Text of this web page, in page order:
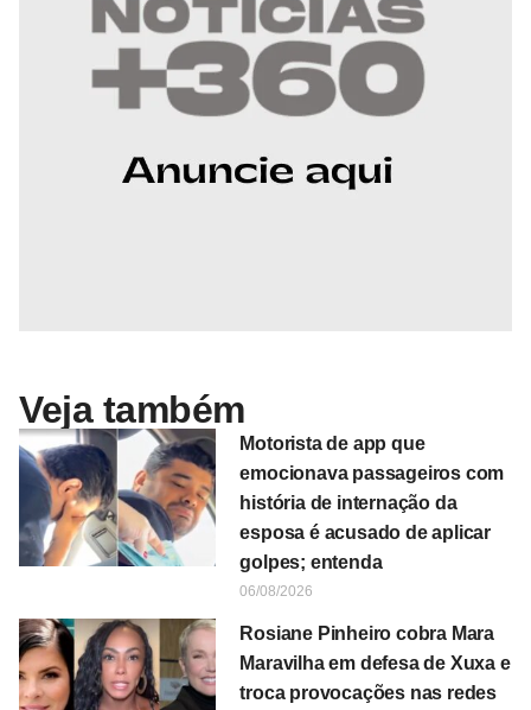
Veja também
Motorista de app que
emocionava passageiros com
história de internação da
esposa é acusado de aplicar
golpes; entenda
06/08/2026
Rosiane Pinheiro cobra Mara
Maravilha em defesa de Xuxa e
troca provocações nas redes